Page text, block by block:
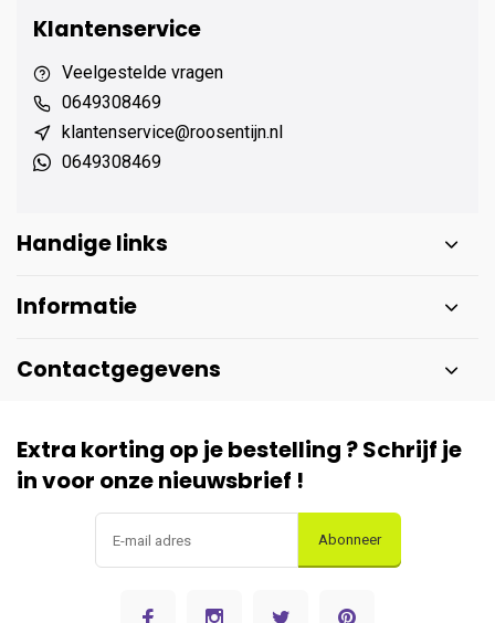
Klantenservice
Veelgestelde vragen
0649308469
klantenservice@roosentijn.nl
0649308469
Handige links
Informatie
Contactgegevens
Extra korting op je bestelling ? Schrijf je
in voor onze nieuwsbrief !
Abonneer